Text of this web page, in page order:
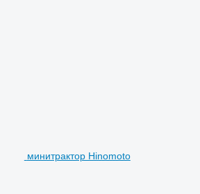
минитрактор Hinomoto